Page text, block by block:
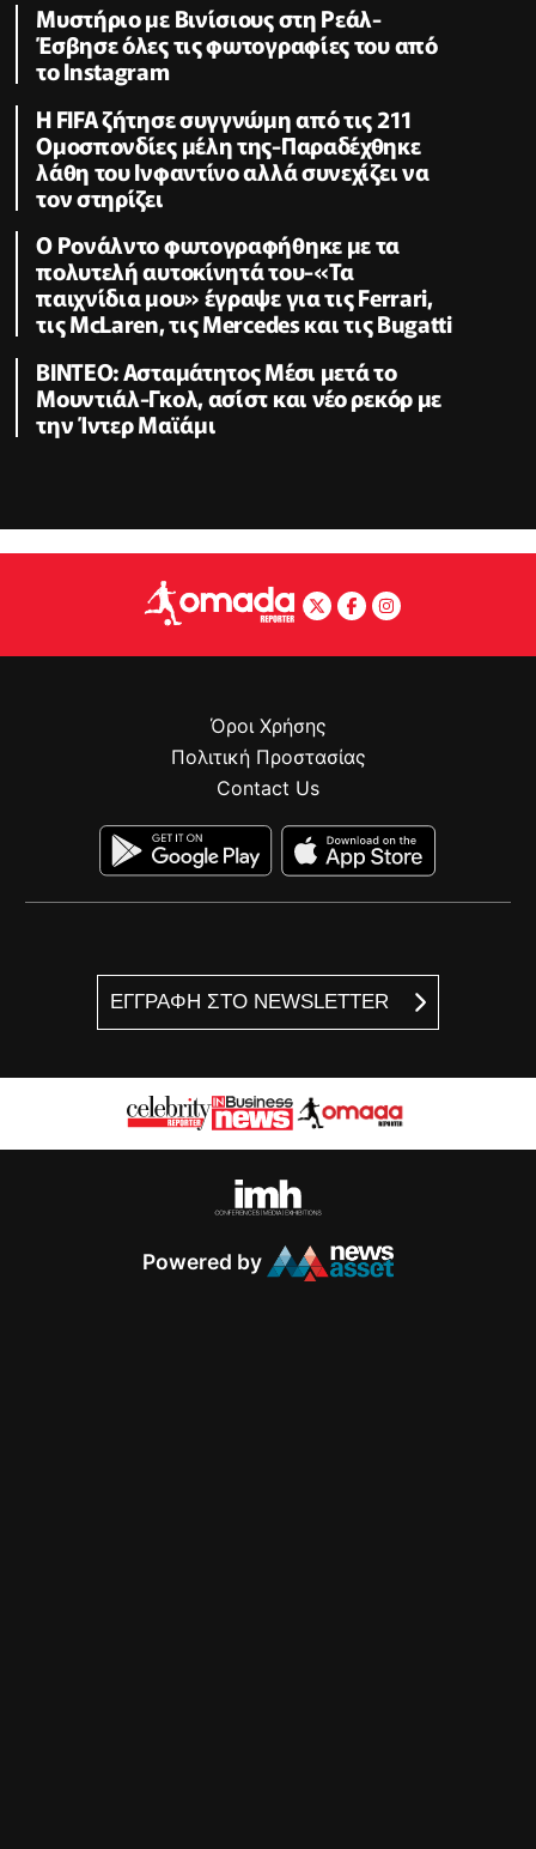
Μυστήριο με Βινίσιους στη Ρεάλ-
Έσβησε όλες τις φωτογραφίες του από
το Instagram
Η FIFA ζήτησε συγγνώμη από τις 211
Ομοσπονδίες μέλη της-Παραδέχθηκε
λάθη του Ινφαντίνο αλλά συνεχίζει να
τον στηρίζει
Ο Ρονάλντο φωτογραφήθηκε με τα
πολυτελή αυτοκίνητά του-«Τα
παιχνίδια μου» έγραψε για τις Ferrari,
τις McLaren, τις Mercedes και τις Bugatti
BINTEO: Ασταμάτητος Μέσι μετά το
Μουντιάλ-Γκολ, ασίστ και νέο ρεκόρ με
την Ίντερ Μαϊάμι
ΕΓΓΡΑΦΗ ΣΤΟ NEWSLETTER
Όροι Χρήσης
Πολιτική Προστασίας
Contact Us
Powered by